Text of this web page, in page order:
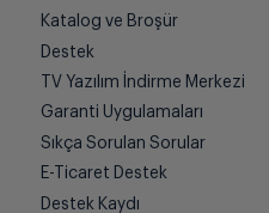
Katalog ve Broşür
Destek
TV Yazılım İndirme Merkezi
Garanti Uygulamaları
Sıkça Sorulan Sorular
E-Ticaret Destek
Destek Kaydı